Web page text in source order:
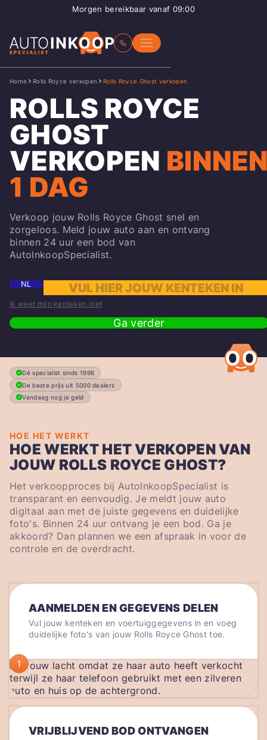
Morgen bereikbaar vanaf 09:00
Home Rolls Royce verkopen Rolls Royce Ghost verkopen
ROLLS ROYCE
GHOST
VERKOPEN
1 DAG
Verkoop jouw Rolls Royce Ghost snel en
zorgeloos. Meld jouw auto aan en ontvang
binnen 24 uur een bod van
AutoInkoopSpecialist.
NL
Ik weet mijn kenteken niet
Ga verder
Dé specialist sinds 1998
De beste prijs uit 5000 dealers
Vandaag nog je geld
HOE HET WERKT
HOE WERKT HET VERKOPEN VAN
JOUW ROLLS ROYCE GHOST?
Het verkoopproces bij AutoInkoopSpecialist is
transparant en eenvoudig. Je meldt jouw auto
digitaal aan met de juiste gegevens en duidelijke
foto's. Binnen 24 uur ontvang je een bod. Ga je
akkoord? Dan plannen we een afspraak in voor de
controle en de overdracht.
AANMELDEN EN GEGEVENS DELEN
Vul jouw kenteken en voertuiggegevens in en voeg
duidelijke foto's van jouw Rolls Royce Ghost toe.
1
VRIJBLIJVEND BOD ONTVANGEN